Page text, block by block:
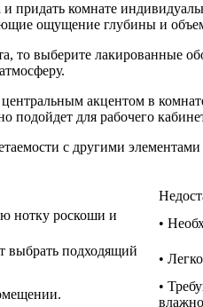
придать комнате
ощущение глубины и
то выберите лакированные
акцентом в
подойдет для рабочего
с другими
нотку роскоши и
•
выбрать подходящий
•
•